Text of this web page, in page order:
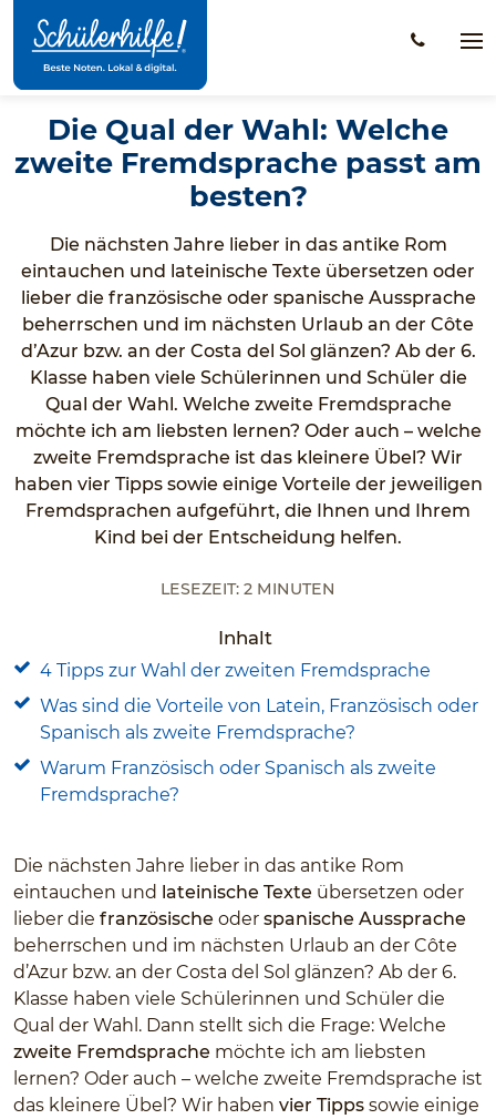
Hauptinhalt
Die Qual der Wahl: Welche
zweite Fremdsprache passt am
besten?
Die nächsten Jahre lieber in das antike Rom
eintauchen und lateinische Texte übersetzen oder
lieber die französische oder spanische Aussprache
beherrschen und im nächsten Urlaub an der Côte
d’Azur bzw. an der Costa del Sol glänzen? Ab der 6.
Klasse haben viele Schülerinnen und Schüler die
Qual der Wahl. Welche zweite Fremdsprache
möchte ich am liebsten lernen? Oder auch – welche
zweite Fremdsprache ist das kleinere Übel? Wir
haben vier Tipps sowie einige Vorteile der jeweiligen
Fremdsprachen aufgeführt, die Ihnen und Ihrem
Kind bei der Entscheidung helfen.
Lesezeit: 2 Minuten
Inhalt
4 Tipps zur Wahl der zweiten Fremdsprache
Was sind die Vorteile von Latein, Französisch oder
Spanisch als zweite Fremdsprache?
Warum Französisch oder Spanisch als zweite
Fremdsprache?
Die nächsten Jahre lieber in das antike Rom
eintauchen und lateinische Texte übersetzen oder
lieber die französische oder spanische Aussprache
beherrschen und im nächsten Urlaub an der Côte
d’Azur bzw. an der Costa del Sol glänzen? Ab der 6.
Klasse haben viele Schülerinnen und Schüler die
Qual der Wahl. Dann stellt sich die Frage: Welche
zweite Fremdsprache möchte ich am liebsten
lernen? Oder auch – welche zweite Fremdsprache ist
das kleinere Übel? Wir haben vier Tipps sowie einige